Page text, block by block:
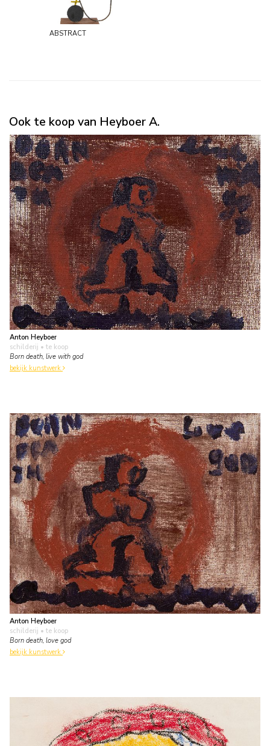
abstract
Ook te koop van Heyboer A.
Anton Heyboer
schilderij • te koop
Born death, live with god
bekijk kunstwerk
Anton Heyboer
schilderij • te koop
Born death, love god
bekijk kunstwerk